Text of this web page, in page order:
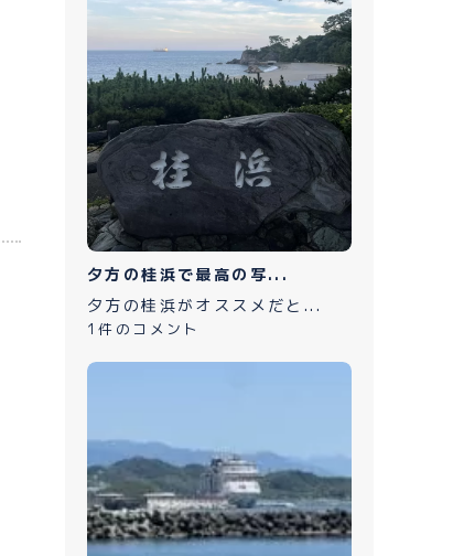
夕方の桂浜で最高の写...
夕方の桂浜がオススメだと...
1件のコメント